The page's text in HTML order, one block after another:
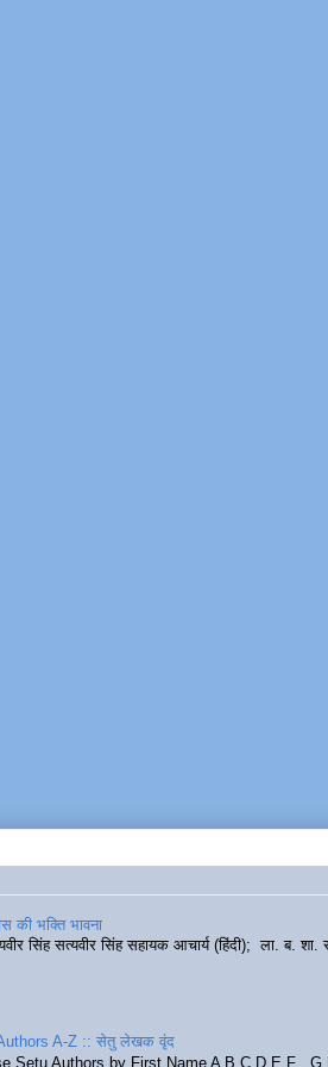
की भक्ति भावना
सिंह सत्यवीर सिंह सहायक आचार्य (हिंदी); ला. ब.
A-Z :: सेतु लेखक वृंद
Setu Authors by First Name A B C D E F G